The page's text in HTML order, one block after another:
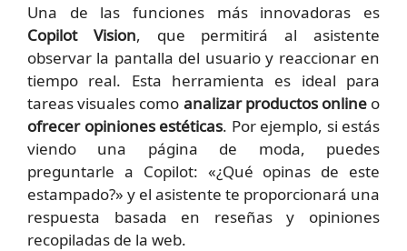
Una de las funciones más innovadoras es
Copilot Vision, que permitirá al asistente
observar la pantalla del usuario y reaccionar en
tiempo real. Esta herramienta es ideal para
tareas visuales como analizar productos onlineo
ofrecer opiniones estéticas. Por ejemplo, si estás
viendo una página de moda, puedes
preguntarle a Copilot: «¿Qué opinas de este
estampado?» y el asistente te proporcionará una
respuesta basada en reseñas y opiniones
recopiladas de la web.